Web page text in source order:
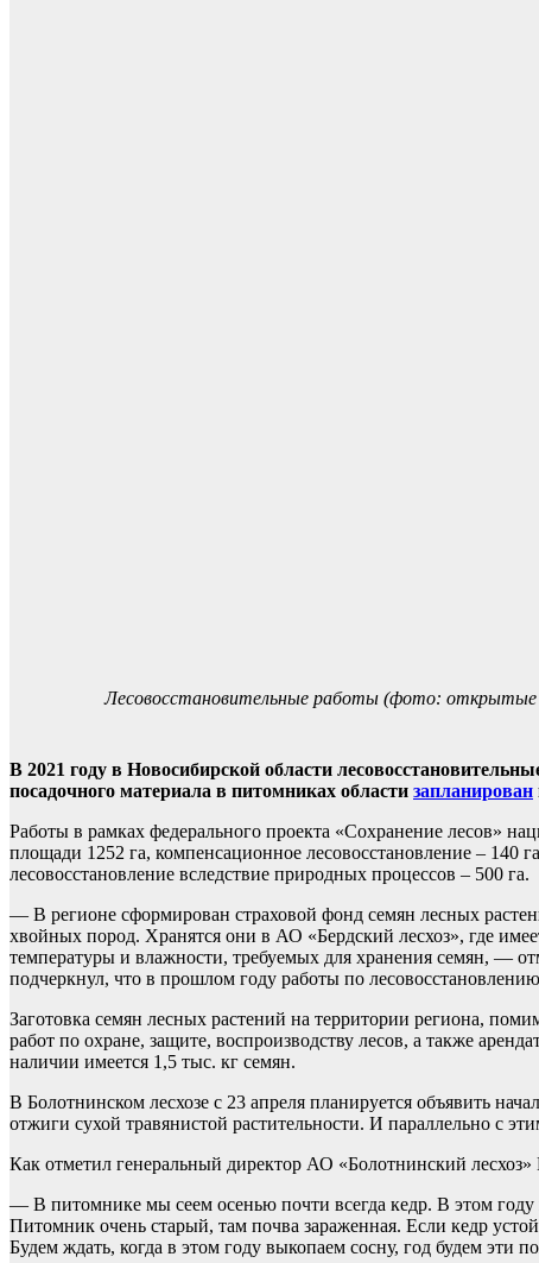
Лесовосстановительные работы (фото: открытые
В 2021 году в Новосибирской области
посадочного материала в питомниках области запланирован
Работы в рамках федерального проекта «Сохранение лесов»
площади 1252 га, компенсационное лесовосстановление – 140
лесовосстановление вследствие природных процессов – 500 га.
— В регионе сформирован страховой фонд семян лесных
хвойных пород. Хранятся они в АО «Бердский лесхоз», где
температуры и влажности, требуемых для хранения семян, —
подчеркнул, что в прошлом году работы по
Заготовка семян лесных растений на территории региона,
работ по охране, защите, воспроизводству лесов, а также
наличии имеется 1,5 тыс. кг семян.
В Болотнинском лесхозе с 23 апреля планируется объявить
отжиги сухой травянистой растительности. И параллельно с
Как отметил генеральный директор АО «Болотнинский
— В питомнике мы сеем осенью почти всегда кедр. В этом
Питомник очень старый, там почва зараженная. Если кедр
Будем ждать, когда в этом году выкопаем сосну, год будем